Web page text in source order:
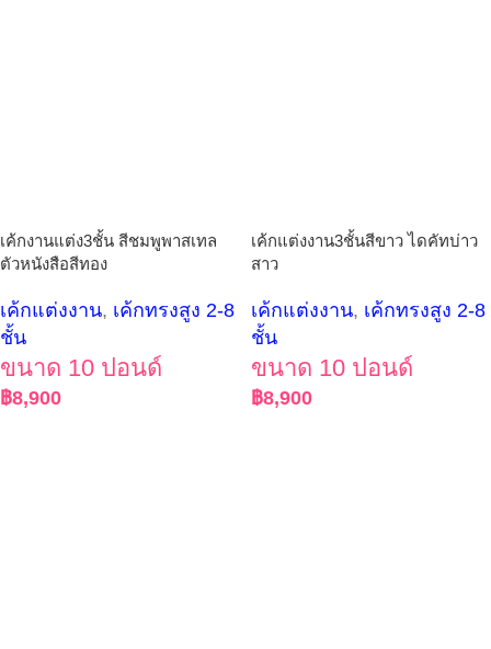
เค้กงานแต่ง3ชั้น สีชมพูพาสเทล
ตัวหนังสือสีทอง
เค้กแต่งงาน, เค้กทรงสูง 2-8
ชั้น
ขนาด 10 ปอนด์
฿8,900
เค้กแต่งงาน3ชั้นสีขาว ไดคัทบ่าว
สาว
เค้กแต่งงาน, เค้กทรงสูง 2-8
ชั้น
ขนาด 10 ปอนด์
฿8,900